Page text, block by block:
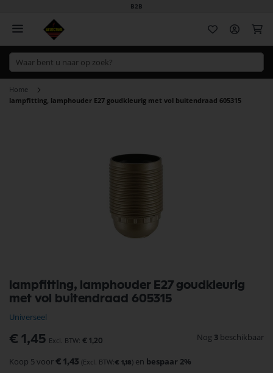
B2B
Home
lampfitting, lamphouder E27 goudkleurig met vol buitendraad 605315
lampfitting, lamphouder E27 goudkleurig
met vol buitendraad 605315
Universeel
€ 1,45 € 1,20 Nog 3 beschikbaar
Koop 5 voor € 1,43 € 1,18 en bespaar 2%
naar
het
van
de
afbeeldingen-